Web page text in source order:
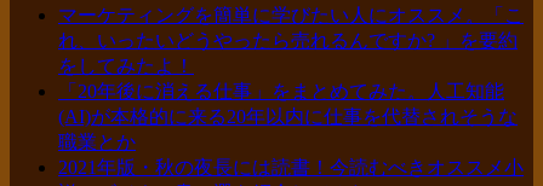
マーケティングを簡単に学びたい人にオススメ。「こ
れ、いったいどうやったら売れるんですか? 」を要約
をしてみたよ！
「20年後に消える仕事」をまとめてみた。人工知能
(AI)が本格的に来る20年以内に仕事を代替されそうな
職業とか
2021年版・秋の夜長には読書！今読むべきオススメ小